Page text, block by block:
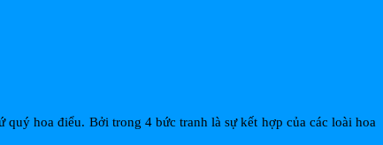
hoa điểu. Bởi trong 4 bức tranh là sự kết hợp của các loài hoa